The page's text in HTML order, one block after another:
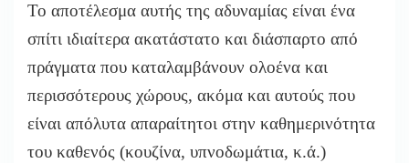
Το αποτέλεσμα αυτής της αδυναμίας είναι ένα
σπίτι ιδιαίτερα ακατάστατο και διάσπαρτο από
πράγματα που καταλαμβάνουν ολοένα και
περισσότερους χώρους, ακόμα και αυτούς που
είναι απόλυτα απαραίτητοι στην καθημερινότητα
του καθενός (κουζίνα, υπνοδωμάτια, κ.ά.)